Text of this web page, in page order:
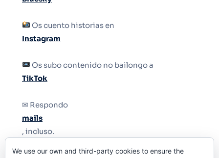
Os cuento historias en
Instagram
Os subo contenido no bailongo a
TikTok
✉ Respondo
mails
, incluso.
Y si una persona no puede tener teléfono, que
We use our own and third-party cookies to ensure the